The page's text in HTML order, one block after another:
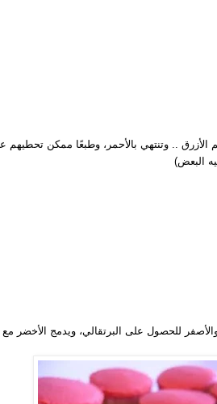
.. وتنتهي بالأحمر، وطبعًا ممكن تحطيهم
البعض)
للحصول على البرتقالي، ويدمج الأخضر